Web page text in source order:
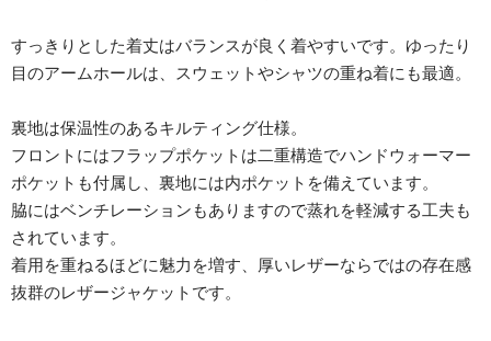
すっきりとした着丈はバランスが良く着やすいです。ゆったり
目のアームホールは、スウェットやシャツの重ね着にも最適。
裏地は保温性のあるキルティング仕様。
フロントにはフラップポケットは二重構造でハンドウォーマー
ポケットも付属し、裏地には内ポケットを備えています。
脇にはベンチレーションもありますので蒸れを軽減する工夫も
されています。
着用を重ねるほどに魅力を増す、厚いレザーならではの存在感
抜群のレザージャケットです。